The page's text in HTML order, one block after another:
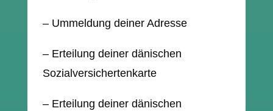
– Ummeldung deiner Adresse
– Erteilung deiner dänischen
Sozialversichertenkarte
– Erteilung deiner dänischen